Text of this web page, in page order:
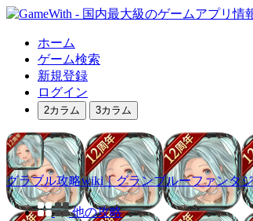
ホーム
ゲーム検索
新規登録
ログイン
2カラム 3カラム
グラブル攻略wiki｜グランブルーファンタ
他の攻略